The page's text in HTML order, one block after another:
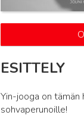
ESITTELY
Yin-jooga on tämän
sohvaperunoille!